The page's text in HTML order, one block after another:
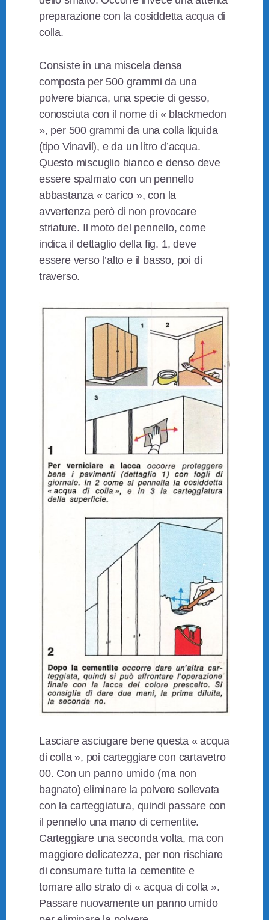
preparazione con la cosiddetta acqua di
colla.
Consiste in una miscela densa
composta per 500 grammi da una
polvere bianca, una specie di gesso,
conosciuta con il nome di « blackmedon
», per 500 grammi da una colla liquida
(tipo Vinavil), e da un litro d’acqua.
Questo miscuglio bianco e denso deve
essere spalmato con un pennello
abbastanza « carico », con la
avvertenza però di non provocare
striature. Il moto del pennello, come
indica il dettaglio della fig. 1, deve
essere verso l’alto e il basso, poi di
traverso.
Lasciare asciugare bene questa « acqua
di colla », poi carteggiare con cartavetro
00. Con un panno umido (ma non
bagnato) eliminare la polvere sollevata
con la carteggiatura, quindi passare con
il pennello una mano di cementite.
Carteggiare una seconda volta, ma con
maggiore delicatezza, per non rischiare
di consumare tutta la cementite e
tornare allo strato di « acqua di colla ».
Passare nuovamente un panno umido